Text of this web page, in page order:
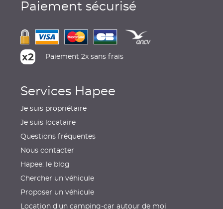
Paiement sécurisé
Paiement 2x sans frais
Services Hapee
Je suis propriétaire
Je suis locataire
Questions fréquentes
Nous contacter
Hapee: le blog
Chercher un véhicule
Proposer un véhicule
Location d'un camping-car autour de moi